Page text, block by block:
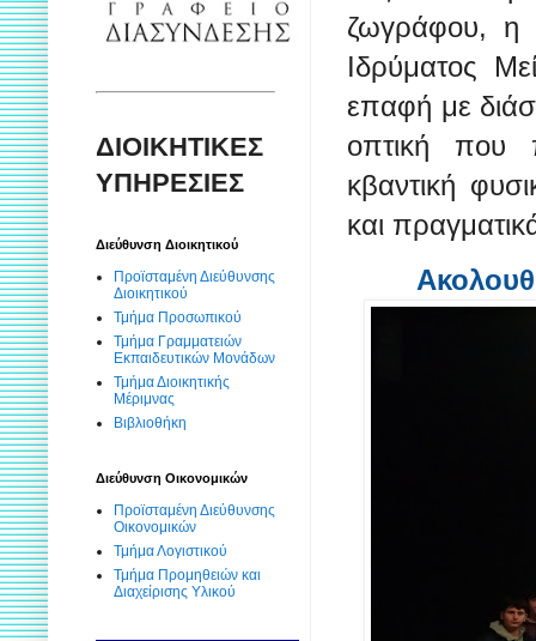
ζωγράφου, η
Ιδρύματος
επαφή με
οπτική που
κβαντική
και
ΔΙΟΙΚΗΤΙΚΕΣ
ΥΠΗΡΕΣΙΕΣ
Διεύθυνση Διοικητικού
Προϊσταμένη Διεύθυνσης
Διοικητικού
Τμήμα Προσωπικού
Τμήμα Γραμματειών
Εκπαιδευτικών Μονάδων
Τμήμα Διοικητικής
Μέριμνας
Βιβλιοθήκη
Διεύθυνση Οικονομικών
Προϊσταμένη Διεύθυνσης
Οικονομικών
Τμήμα Λογιστικού
Τμήμα Προμηθειών και
Διαχείρισης Υλικού